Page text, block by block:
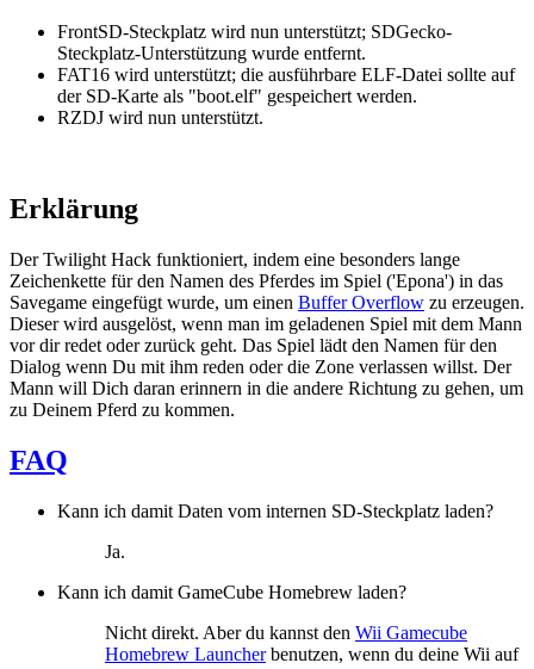
FrontSD-Steckplatz wird nun unterstützt; SDGecko-
Steckplatz-Unterstützung wurde entfernt.
FAT16 wird unterstützt; die ausführbare ELF-Datei sollte auf
der SD-Karte als "boot.elf" gespeichert werden.
RZDJ wird nun unterstützt.
Erklärung
Der Twilight Hack funktioniert, indem eine besonders lange
Zeichenkette für den Namen des Pferdes im Spiel ('Epona') in das
Savegame eingefügt wurde, um einen Buffer Overflow zu erzeugen.
Dieser wird ausgelöst, wenn man im geladenen Spiel mit dem Mann
vor dir redet oder zurück geht. Das Spiel lädt den Namen für den
Dialog wenn Du mit ihm reden oder die Zone verlassen willst. Der
Mann will Dich daran erinnern in die andere Richtung zu gehen, um
zu Deinem Pferd zu kommen.
FAQ
Kann ich damit Daten vom internen SD-Steckplatz laden?
Ja.
Kann ich damit GameCube Homebrew laden?
Nicht direkt. Aber du kannst den Wii Gamecube
Homebrew Launcherbenutzen, wenn du deine Wii auf